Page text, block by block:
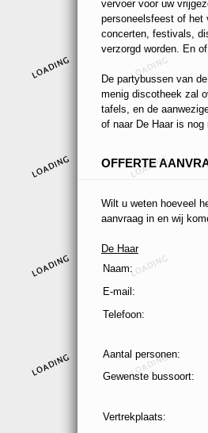
vervoer voor uw
personeelsfeest of het
concerten, festivals,
verzorgd worden. En
De partybussen van
menig discotheek zal
tafels, en de
of naar De Haar is
OFFERTE
Wilt u weten hoeveel
aanvraag in en wij
De Haar
Naam:
E-mail:
Telefoon:
Aantal personen:
Gewenste bussoort:
Vertrekplaats: